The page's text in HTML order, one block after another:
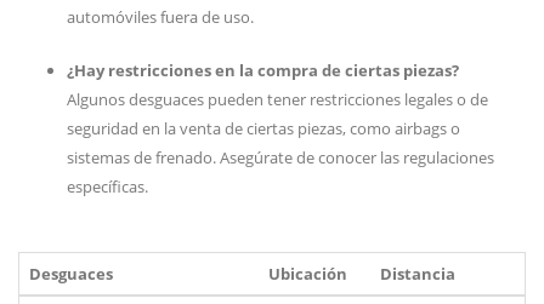
automóviles fuera de uso.
¿Hay restricciones en la compra de ciertas piezas?
Algunos desguaces pueden tener restricciones legales o de
seguridad en la venta de ciertas piezas, como airbags o
sistemas de frenado. Asegúrate de conocer las regulaciones
específicas.
Desguaces Ubicación
Distancia